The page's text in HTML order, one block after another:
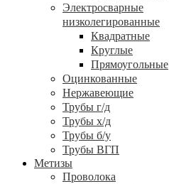
Электросварные
низколегированные
Квадратные
Круглые
Прямоугольные
Оцинкованные
Нержавеющие
Трубы г/д
Трубы х/д
Трубы б/у
Трубы ВГП
Метизы
Проволока